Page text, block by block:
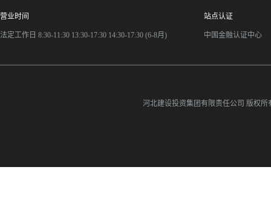
营业时间
法定工作日 8:30-11:30 13:30-17:30 14:30-17:30 (6-8月)
站点认证
中国金融认证中心
河北建设投资集团有限责任公司 版权所